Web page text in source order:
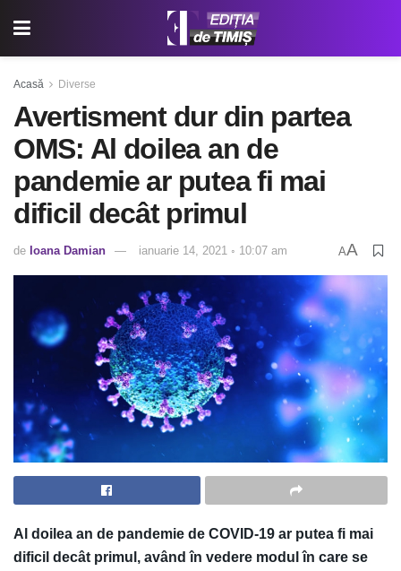
Acasă Diverse
Avertisment dur din partea
OMS: Al doilea an de
pandemie ar putea fi mai
dificil decât primul
de Ioana Damian ianuarie 14, 2021 ◦ 10:07 am AA
Al doilea an de pandemie de COVID-19 ar putea fi mai
dificil decât primul, având în vedere modul în care se